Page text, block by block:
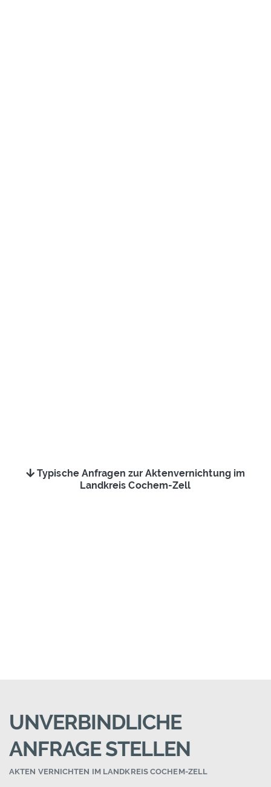
Typische Anfragen zur Aktenvernichtung im
Landkreis Cochem-Zell
UNVERBINDLICHE
ANFRAGE STELLEN
AKTEN VERNICHTEN IM LANDKREIS COCHEM-ZELL